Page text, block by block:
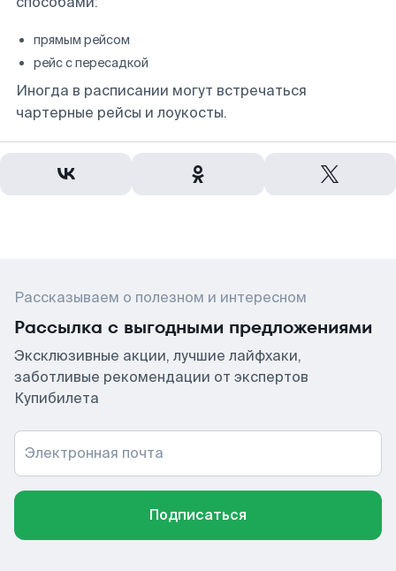
прямым рейсом
рейс с пересадкой
Иногда в расписании могут встречаться
чартерные рейсы и лоукосты.
Рассказываем о полезном и интересном
Рассылка с выгодными предложениями
Эксклюзивные акции, лучшие лайфхаки,
заботливые рекомендации от экспертов
Купибилета
Электронная почта
Подписаться